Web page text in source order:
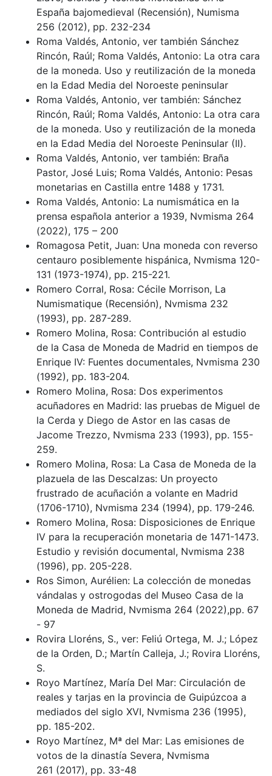
España bajomedieval (Recensión), Numisma
256 (2012), pp. 232-234
Roma Valdés, Antonio, ver también Sánchez
Rincón, Raúl; Roma Valdés, Antonio: La otra cara
de la moneda. Uso y reutilización de la moneda
en la Edad Media del Noroeste peninsular
Roma Valdés, Antonio, ver también: Sánchez
Rincón, Raúl; Roma Valdés, Antonio: La otra cara
de la moneda. Uso y reutilización de la moneda
en la Edad Media del Noroeste Peninsular (II).
Roma Valdés, Antonio, ver también: Braña
Pastor, José Luis; Roma Valdés, Antonio: Pesas
monetarias en Castilla entre 1488 y 1731.
Roma Valdés, Antonio: La numismática en la
prensa española anterior a 1939, Nvmisma 264
(2022), 175 – 200
Romagosa Petit, Juan: Una moneda con reverso
centauro posiblemente hispánica, Nvmisma 120-
131 (1973-1974), pp. 215-221.
Romero Corral, Rosa: Cécile Morrison, La
Numismatique (Recensión), Nvmisma 232
(1993), pp. 287-289.
Romero Molina, Rosa: Contribución al estudio
de la Casa de Moneda de Madrid en tiempos de
Enrique IV: Fuentes documentales, Nvmisma 230
(1992), pp. 183-204.
Romero Molina, Rosa: Dos experimentos
acuñadores en Madrid: las pruebas de Miguel de
la Cerda y Diego de Astor en las casas de
Jacome Trezzo, Nvmisma 233 (1993), pp. 155-
259.
Romero Molina, Rosa: La Casa de Moneda de la
plazuela de las Descalzas: Un proyecto
frustrado de acuñación a volante en Madrid
(1706-1710), Nvmisma 234 (1994), pp. 179-246.
Romero Molina, Rosa: Disposiciones de Enrique
IV para la recuperación monetaria de 1471-1473.
Estudio y revisión documental, Nvmisma 238
(1996), pp. 205-228.
Ros Simon, Aurélien: La colección de monedas
vándalas y ostrogodas del Museo Casa de la
Moneda de Madrid, Nvmisma 264 (2022),pp. 67
- 97
Rovira Lloréns, S., ver: Feliú Ortega, M. J.; López
de la Orden, D.; Martín Calleja, J.; Rovira Lloréns,
S.
Royo Martínez, María Del Mar: Circulación de
reales y tarjas en la provincia de Guipúzcoa a
mediados del siglo XVI, Nvmisma 236 (1995),
pp. 185-202.
Royo Martínez, Mª del Mar: Las emisiones de
votos de la dinastía Severa, Nvmisma
261 (2017), pp. 33-48